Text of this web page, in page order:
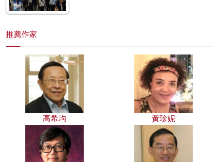
推薦作家
高希均 黃珍妮